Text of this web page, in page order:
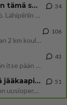
Tiesitkö? Martina Aitolehden isäpuoli on tämä suosittu laulaja
Martina Aitolehti on seurattu julkisuuden henkilö. Lähipiiriin mahtuu muitakin tunnettuja henkilöitä. Tiesitkö, että Ma
34
Hesarissa päivitellään lapset joutuu nyt kulkemaan 2 km kouluun jösses. Ruostefillarilla tuo matka menee vaikka miten äk
106
Mutta mies vain tuijottaa, siinä vaiheessa käännän itse pään pois. Mikä juttu? Yleensä jos joku tuijottaa tai katsoo, hä
43
Uusioperheen aikuiset lapset tyhjentää jääkaapin käydessään
Miten selvittäisitte seuraavan ongelman, meillä on uusioperhe, minulla teini-ikäiset lapset ja puolisolla aikuiset, jotk
51